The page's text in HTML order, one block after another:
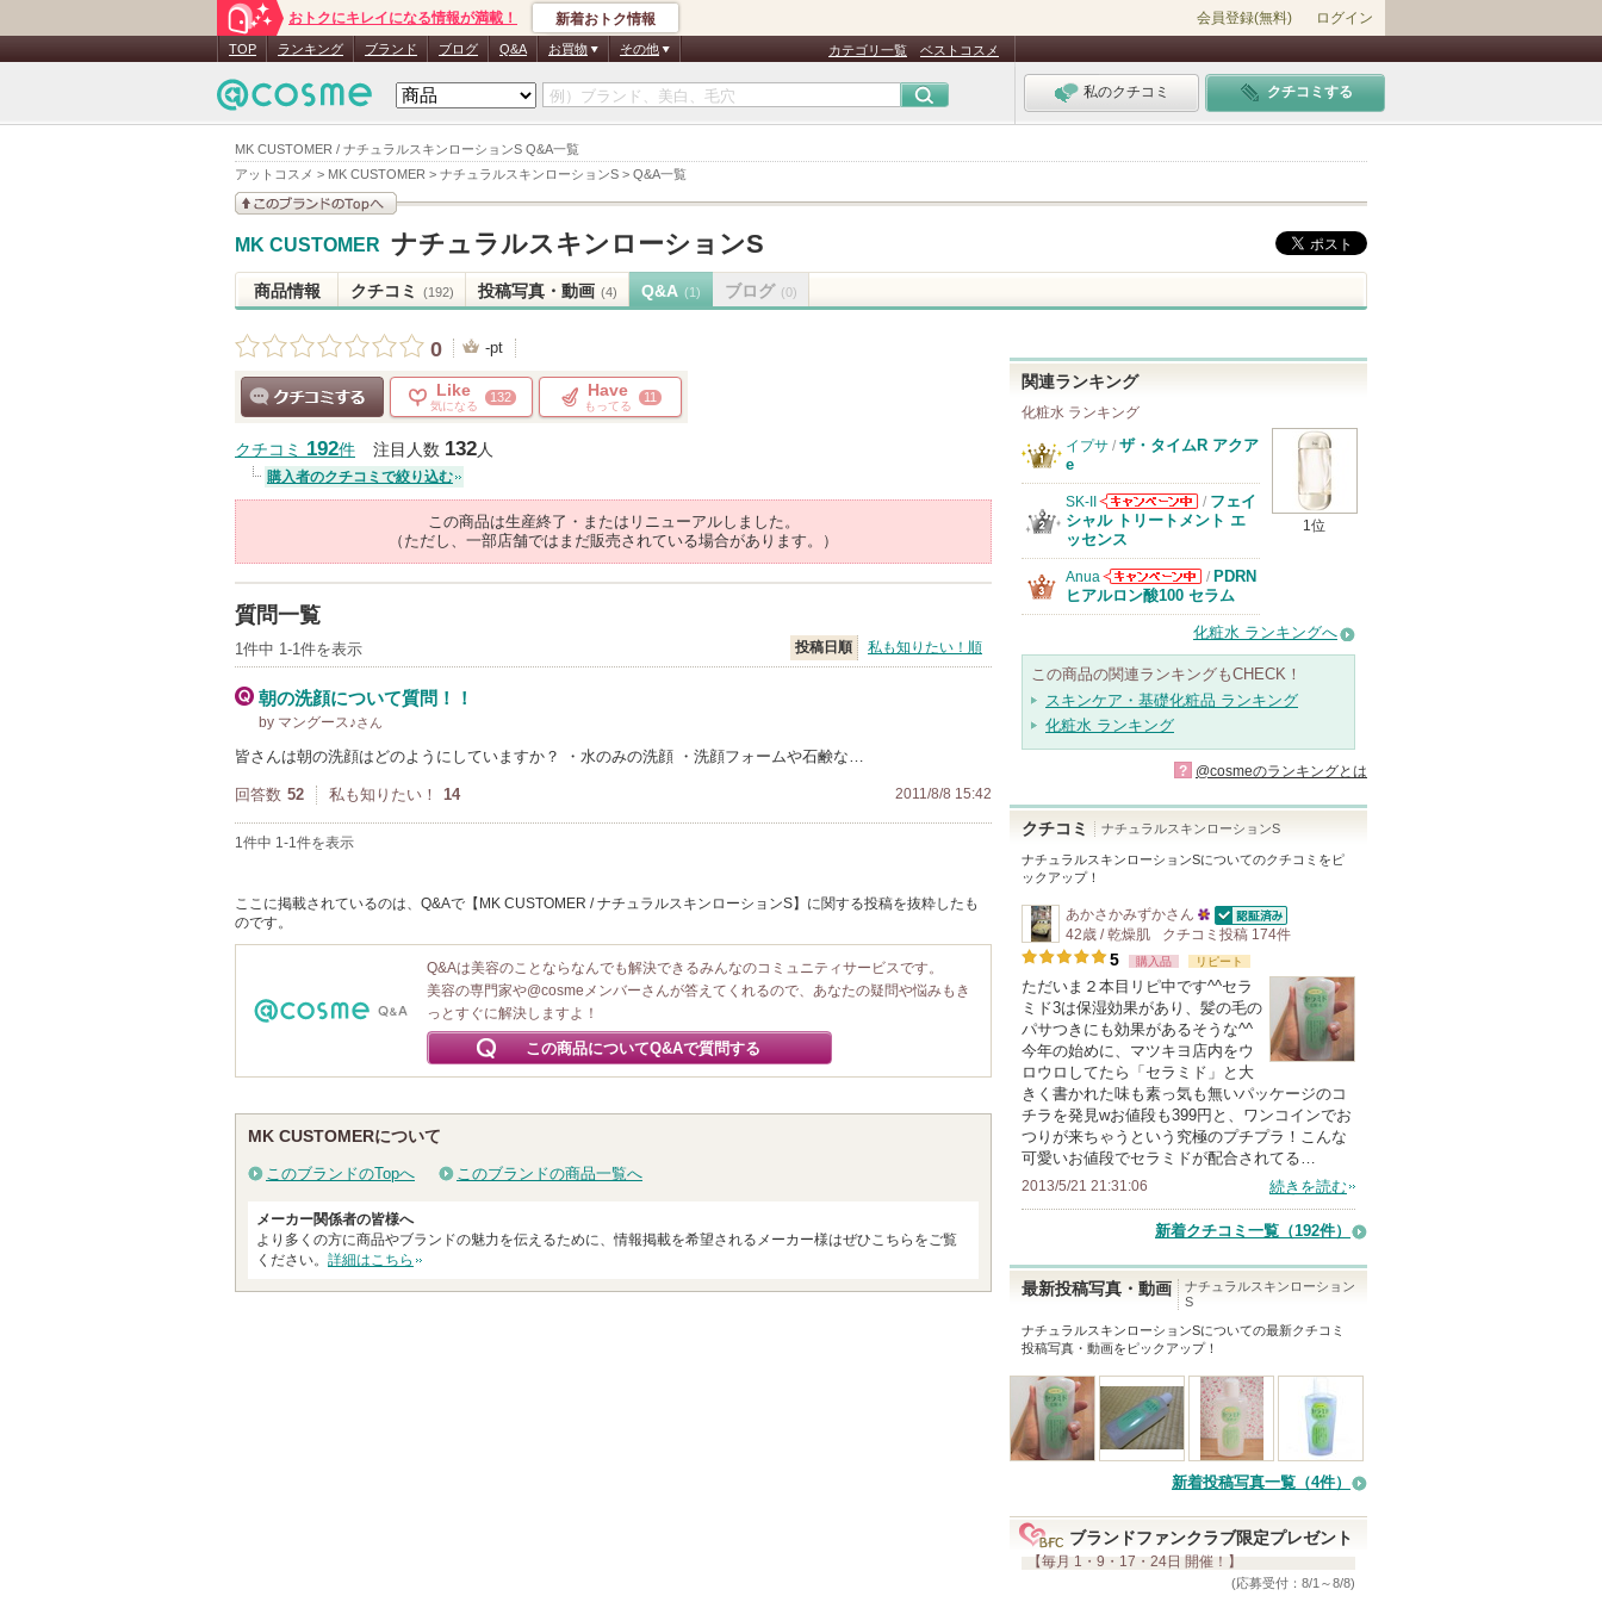
MK CUSTOMER / ナチュラルスキンローションS Q&A一覧
アットコスメ > MK CUSTOMER > ナチュラルスキンローションS > Q&A一覧
おトクにキレイになる情報が満載！ 新着おトク情報 会員登録(無料) ログイン
TOP ランキング ブランド ブログ Q&A お買物 その他 カテゴリ一覧 ベストコスメ
私のクチコミ クチコミする
MK CUSTOMER ナチュラルスキンローションS
商品情報 クチコミ (192) 投稿写真・動画 (4) Q&A (1) ブログ (0)
0 -pt
Like
気になる
132 Have
もってる
11
クチコミ 192件 注目人数 132人
購入者のクチコミで絞り込む
この商品は生産終了・またはリニューアルしました。
（ただし、一部店舗ではまだ販売されている場合があります。）
質問一覧
1件中 1-1件を表示 投稿日順 私も知りたい！順
朝の洗顔について質問！！
by マングース♪さん
皆さんは朝の洗顔はどのようにしていますか？ ・水のみの洗顔 ・洗顔フォームや石鹸な…
回答数 52 私も知りたい！ 14 2011/8/8 15:42
1件中 1-1件を表示
ここに掲載されているのは、Q&Aで【MK CUSTOMER / ナチュラルスキンローションS】に関する投稿を抜粋したも
のです。
Q&Aは美容のことならなんでも解決できるみんなのコミュニティサービスです。
美容の専門家や@cosmeメンバーさんが答えてくれるので、あなたの疑問や悩みもき
っとすぐに解決しますよ！
この商品についてQ&Aで質問する
MK CUSTOMERについて
このブランドのTopへ このブランドの商品一覧へ
メーカー関係者の皆様へ
より多くの方に商品やブランドの魅力を伝えるために、情報掲載を希望されるメーカー様はぜひこちらをご覧
ください。 詳細はこちら
関連ランキング
化粧水 ランキング
1位
イプサ / ザ・タイムR アクア
e
SK-II
SK-IIからのお
知らせがありま
/ フェイ
シャル トリートメント エ
ッセンス
Anua
Anuaからのお
知らせがありま
/ PDRN
ヒアルロン酸100 セラム
化粧水 ランキングへ
この商品の関連ランキングもCHECK！
スキンケア・基礎化粧品 ランキング
化粧水 ランキング
? @cosmeのランキングとは
クチコミ ナチュラルスキンローションS
ナチュラルスキンローションSについてのクチコミをピ
ックアップ！
あかさかみずかさん
25
人
以
上
の
メ
ン
バ
ー
り
録
さ
れ
て
ま
す
認証済
42歳 / 乾燥肌 クチコミ投稿 174件
5 購入品 リピート
ただいま２本目リピ中です^^セラ
ミド3は保湿効果があり、髪の毛の
パサつきにも効果があるそうな^^
今年の始めに、マツキヨ店内をウ
ロウロしてたら「セラミド」と大
きく書かれた味も素っ気も無いパッケージのコ
チラを発見wお値段も399円と、ワンコインでお
つりが来ちゃうという究極のプチプラ！こんな
可愛いお値段でセラミドが配合されてる…
2013/5/21 21:31:06 続きを読む
新着クチコミ一覧 （192件）
最新投稿写真・動画
ナチュラルスキンローション
S
ナチュラルスキンローションSについての最新クチコミ
投稿写真・動画をピックアップ！
新着投稿写真一覧（4件）
ブランドファンクラブ限定プレゼント
【毎月 1・9・17・24日 開催！】
(応募受付：8/1～8/8)